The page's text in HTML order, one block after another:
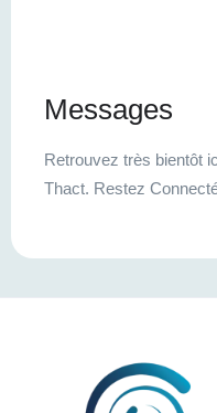
Messages
Retrouvez très bientôt
Thact. Restez